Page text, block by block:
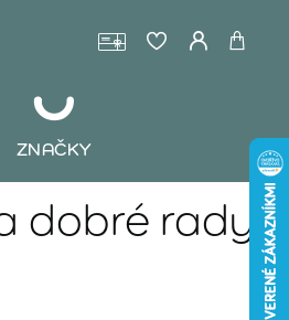
ZNAČKY
dobré rady!